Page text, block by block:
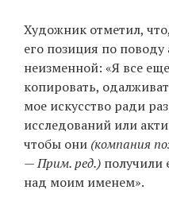
Художник отметил,
его позиция по поводу
неизменной: «Я все
копировать,
мое искусство ради
исследований или
чтобы они (компания
— Прим. ред.) получили
над моим именем».